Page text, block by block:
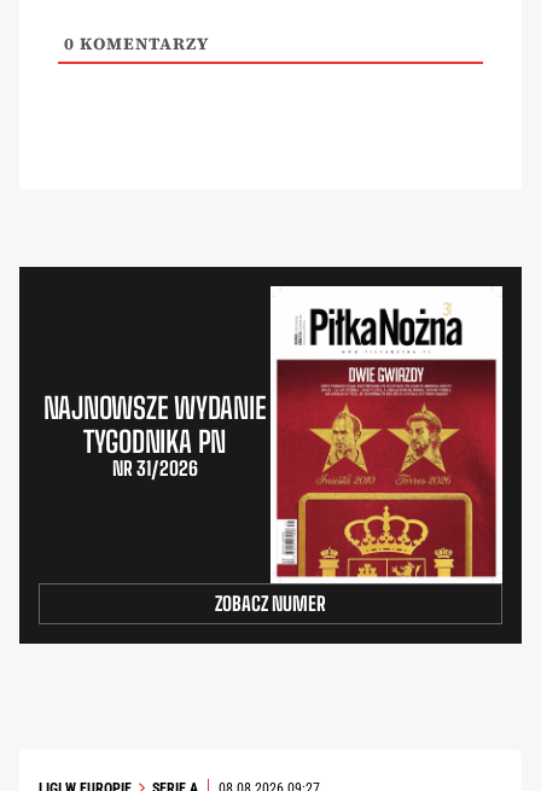
0 KOMENTARZY
NAJNOWSZE WYDANIE
TYGODNIKA PN
NR 31/2026
ZOBACZ NUMER